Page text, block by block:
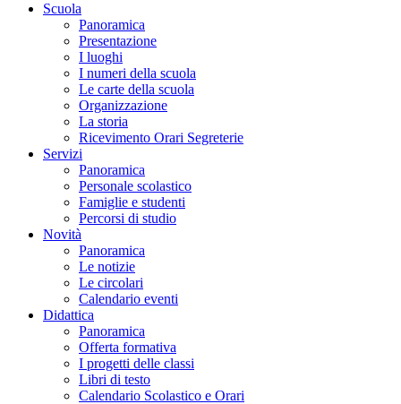
Scuola
Panoramica
Presentazione
I luoghi
I numeri della scuola
Le carte della scuola
Organizzazione
La storia
Ricevimento Orari Segreterie
Servizi
Panoramica
Personale scolastico
Famiglie e studenti
Percorsi di studio
Novità
Panoramica
Le notizie
Le circolari
Calendario eventi
Didattica
Panoramica
Offerta formativa
I progetti delle classi
Libri di testo
Calendario Scolastico e Orari